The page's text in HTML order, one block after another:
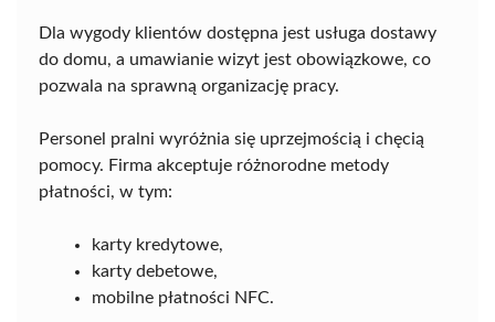
Dla wygody klientów dostępna jest usługa dostawy
do domu, a umawianie wizyt jest obowiązkowe, co
pozwala na sprawną organizację pracy.
Personel pralni wyróżnia się uprzejmością i chęcią
pomocy. Firma akceptuje różnorodne metody
płatności, w tym:
karty kredytowe,
karty debetowe,
mobilne płatności NFC.